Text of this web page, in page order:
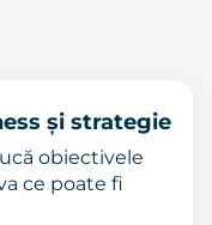
și strategie
obiectivele
ce poate fi